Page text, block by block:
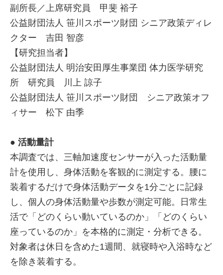
副所長／上席研究員 甲斐 裕子
公益財団法人 笹川スポーツ財団 シニア政策ディレ
クター 吉田 智彦
【研究担当者】
公益財団法人 明治安田厚生事業団 体力医学研究
所 研究員 川上 諒子
公益財団法人 笹川スポーツ財団 シニア政策オフ
ィサー 松下 由季
● 活動量計
本調査では、三軸加速度センサーが入った活動量
計を使用し、身体活動を客観的に測定する。腰に
装着するだけで身体活動データを1分ごとに記録
し、個人の身体活動量や歩数が測定可能。日常生
活で「どのくらい動いているのか」「どのくらい
座っているのか」を本格的に測定・分析できる。
対象者は休日を含めた1週間、就寝時や入浴時など
を除き装着する。